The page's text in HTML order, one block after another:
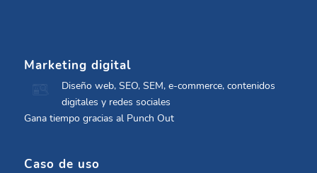
Marketing digital
Diseño web, SEO, SEM, e-commerce, contenidos
digitales y redes sociales
Gana tiempo gracias al Punch Out
Caso de uso